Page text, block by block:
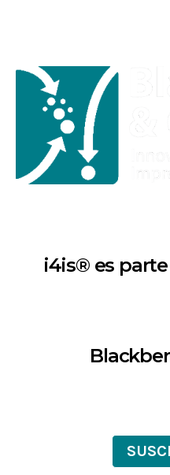
i4is® es